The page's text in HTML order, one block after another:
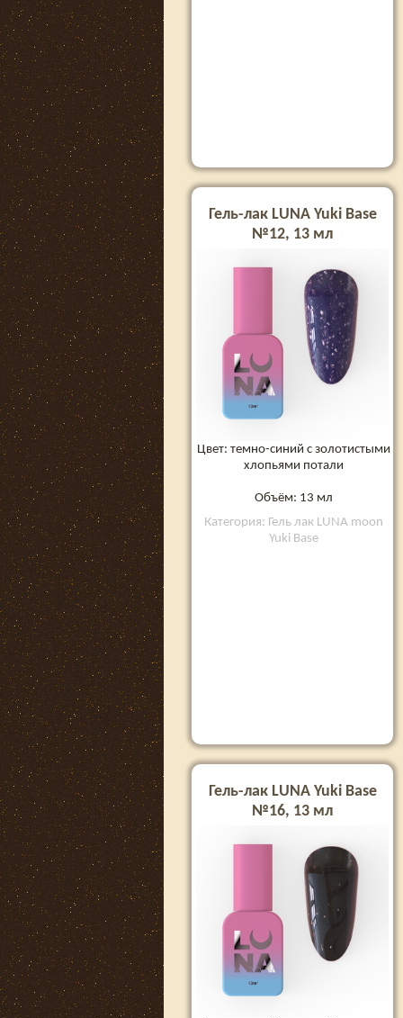
Гель-лак LUNA Yuki Base
№12, 13 мл
Цвет: темно-синий с золотистыми
хлопьями потали
Объём: 13 мл
Категория: Гель лак LUNA moon
Yuki Base
Гель-лак LUNA Yuki Base
№16, 13 мл